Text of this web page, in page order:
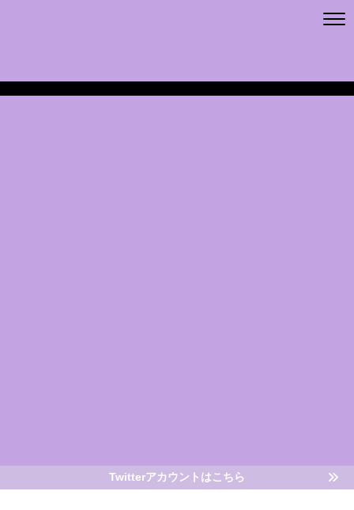
Twitterアカウントはこちら